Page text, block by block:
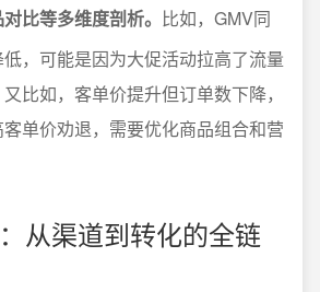
比等多维度剖析。 比如，GMV同
，可能是因为大促活动拉高了流量
比如，客单价提升但订单数下降，
单价劝退，需要优化商品组合和营
从渠道到转化的全链